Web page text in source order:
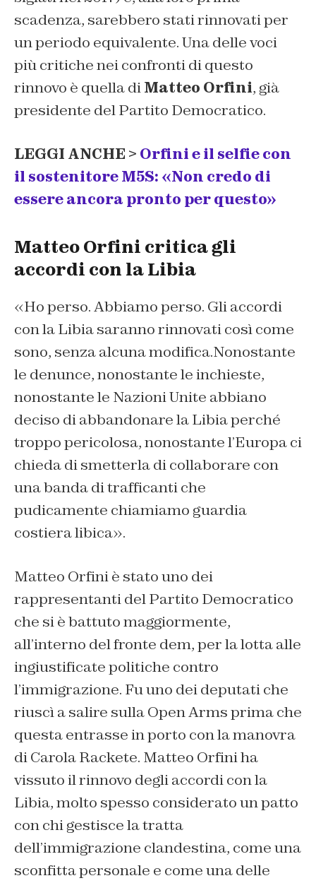
scadenza, sarebbero stati rinnovati per
un periodo equivalente. Una delle voci
più critiche nei confronti di questo
rinnovo è quella diMatteo Orfini, già
presidente del Partito Democratico.
LEGGI ANCHE > Orfini e il selfie con
il sostenitore M5S: «Non credo di
essere ancora pronto per questo»
Matteo Orfini critica gli
accordi con la Libia
«Ho perso. Abbiamo perso. Gli accordi
con la Libia saranno rinnovati così come
sono, senza alcuna modifica.Nonostante
le denunce, nonostante le inchieste,
nonostante le Nazioni Unite abbiano
deciso di abbandonare la Libia perché
troppo pericolosa, nonostante l’Europa ci
chieda di smetterla di collaborare con
una banda di trafficanti che
pudicamente chiamiamo guardia
costiera libica».
Matteo Orfini è stato uno dei
rappresentanti del Partito Democratico
che si è battuto maggiormente,
all’interno del fronte dem, per la lotta alle
ingiustificate politiche contro
l’immigrazione. Fu uno dei deputati che
riuscì a salire sulla Open Arms prima che
questa entrasse in porto con la manovra
di Carola Rackete. Matteo Orfini ha
vissuto il rinnovo degli accordi con la
Libia, molto spesso considerato un patto
con chi gestisce la tratta
dell’immigrazione clandestina, come una
sconfitta personale e come una delle